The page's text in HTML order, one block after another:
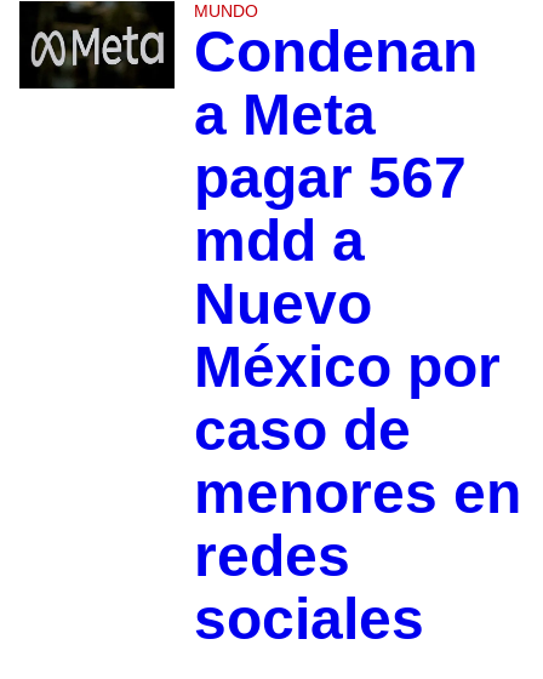
MUNDO
Condenan
a Meta
pagar 567
mdd a
Nuevo
México por
caso de
menores en
redes
sociales